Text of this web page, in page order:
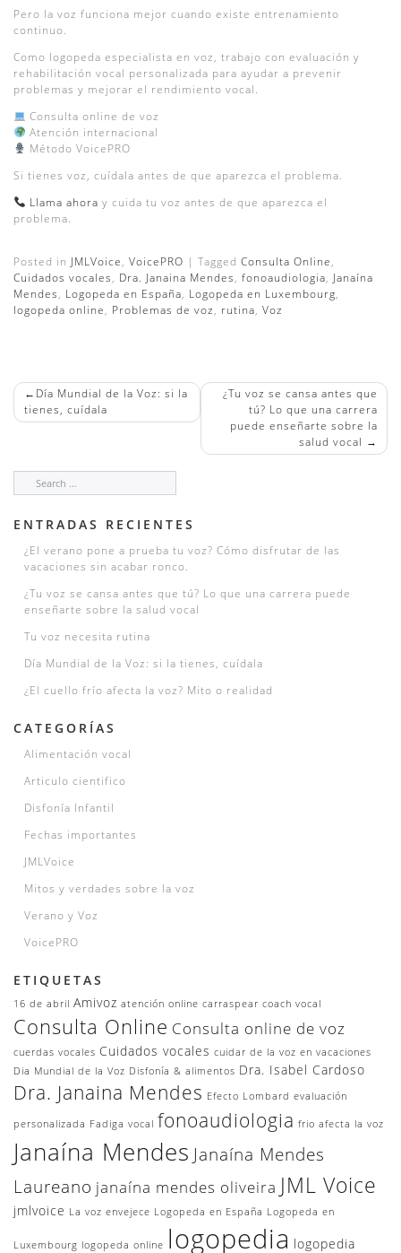
Pero la voz funciona mejor cuando existe entrenamiento
continuo.
Como logopeda especialista en voz, trabajo con evaluación y
rehabilitación vocal personalizada para ayudar a prevenir
problemas y mejorar el rendimiento vocal.
Consulta online de voz
Atención internacional
Método VoicePRO
Si tienes voz, cuídala antes de que aparezca el problema.
Llama ahora y cuida tu voz antes de que aparezca el
problema.
Posted in JMLVoice, VoicePRO | Tagged Consulta Online,
Cuidados vocales, Dra. Janaina Mendes, fonoaudiologia, Janaína
Mendes, Logopeda en España, Logopeda en Luxembourg,
logopeda online, Problemas de voz, rutina, Voz
NAVEGACIÓN
DE
Día Mundial de la Voz: si la
tienes, cuídala
¿Tu voz se cansa antes que
tú? Lo que una carrera
puede enseñarte sobre la
salud vocal
ENTRADAS RECIENTES
¿El verano pone a prueba tu voz? Cómo disfrutar de las
vacaciones sin acabar ronco.
¿Tu voz se cansa antes que tú? Lo que una carrera puede
enseñarte sobre la salud vocal
Tu voz necesita rutina
Día Mundial de la Voz: si la tienes, cuídala
¿El cuello frío afecta la voz? Mito o realidad
CATEGORÍAS
Alimentación vocal
Articulo cientifico
Disfonía Infantil
Fechas importantes
JMLVoice
Mitos y verdades sobre la voz
Verano y Voz
VoicePRO
ETIQUETAS
16 de abril Amivoz atención online carraspear coach vocal
Consulta Online Consulta online de voz
cuerdas vocales Cuidados vocales cuidar de la voz en vacaciones
Dia Mundial de la Voz Disfonía & alimentos Dra. Isabel Cardoso
Dra. Janaina Mendes Efecto Lombard evaluación
personalizada Fadiga vocal fonoaudiologia frio afecta la voz
Janaína Mendes Janaína Mendes
Laureano janaína mendes oliveira JML Voice
jmlvoice La voz envejece Logopeda en España Logopeda en
Luxembourg logopeda online logopedia logopedia